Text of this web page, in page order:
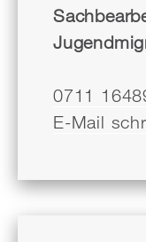
0711
E-Mail